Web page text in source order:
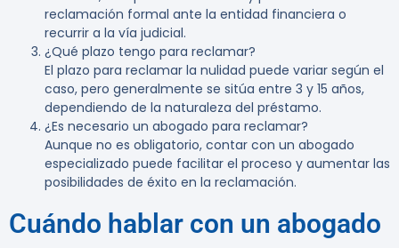
reclamación formal ante la entidad financiera o
recurrir a la vía judicial.
¿Qué plazo tengo para reclamar?
El plazo para reclamar la nulidad puede variar según el
caso, pero generalmente se sitúa entre 3 y 15 años,
dependiendo de la naturaleza del préstamo.
¿Es necesario un abogado para reclamar?
Aunque no es obligatorio, contar con un abogado
especializado puede facilitar el proceso y aumentar las
posibilidades de éxito en la reclamación.
Cuándo hablar con un abogado